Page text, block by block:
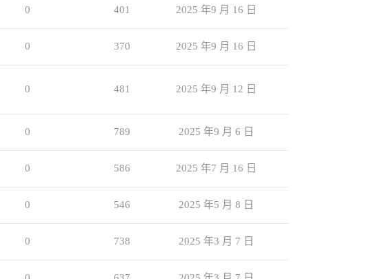
0 401 2025 年9 月 16 日
0 370 2025 年9 月 16 日
0 481 2025 年9 月 12 日
0 789 2025 年9 月 6 日
0 586 2025 年7 月 16 日
0 546 2025 年5 月 8 日
0 738 2025 年3 月 7 日